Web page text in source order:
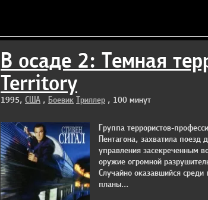
В осаде 2: Темная
Territory
1995, США , Боевик Триллер , 100 минут
Группа террористов-
Пентагона, захватила поезд
управления засекреченным
оружие огромной
Случайно оказавшийся
планы...